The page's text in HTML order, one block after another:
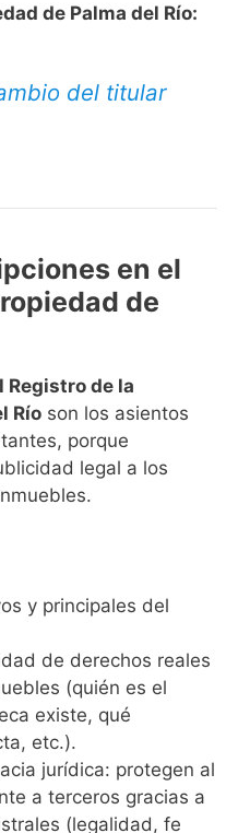
de Palma del Río:
del titular
en el
de
Registro de la
Río son los asientos
porque
legal a los
y principales del
de derechos reales
(quién es el
existe, qué
etc.).
jurídica: protegen al
a terceros gracias a
(legalidad, fe